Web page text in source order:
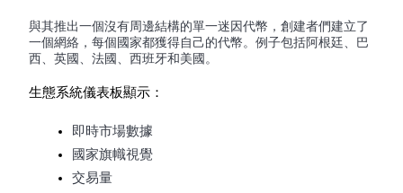
合約指南
與其推出一個沒有周邊結構的單一迷因代幣，創建者們建立了
一個網絡，每個國家都獲得自己的代幣。例子包括阿根廷、巴
西、英國、法國、西班牙和美國。
生態系統儀表板顯示：
即時市場數據
國家旗幟視覺
交易量